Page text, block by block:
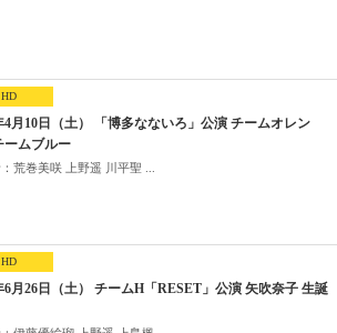
HD
4月10日（土） 「博多なないろ」公演 チームオレン
ームブルー
荒巻美咲 上野遥 川平聖 ...
HD
6月26日（土） チームH「RESET」公演 矢吹奈子 生誕